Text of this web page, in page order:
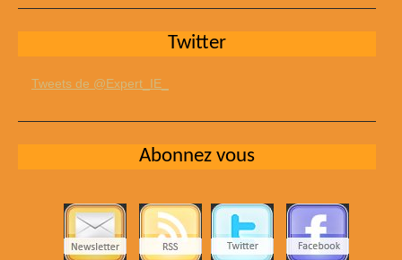
Twitter
Tweets de @Expert_IE_
Abonnez vous